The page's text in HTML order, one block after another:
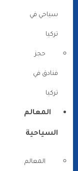
سياحي في
تركيا
حجز
فنادق في
تركيا
المعالم
السياحية
المعالم